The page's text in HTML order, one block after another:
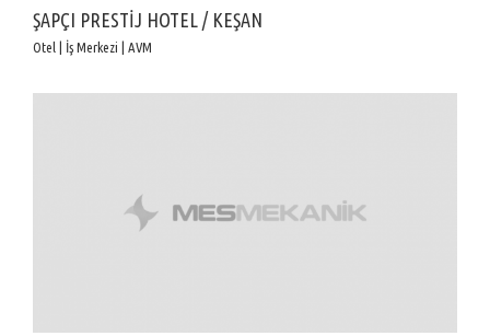
ŞAPÇI PRESTİJ HOTEL / KEŞAN
Otel | İş Merkezi | AVM